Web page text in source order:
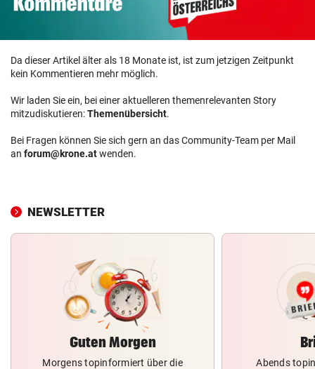
Da dieser Artikel älter als 18 Monate ist, ist zum jetzigen Zeitpunkt
kein Kommentieren mehr möglich.
Wir laden Sie ein, bei einer aktuelleren themenrelevanten Story
mitzudiskutieren:Themenübersicht.
Bei Fragen können Sie sich gern an das Community-Team per Mail
an forum@krone.atwenden.
NEWSLETTER
Guten Morgen
Morgens topinformiert über die
Abends